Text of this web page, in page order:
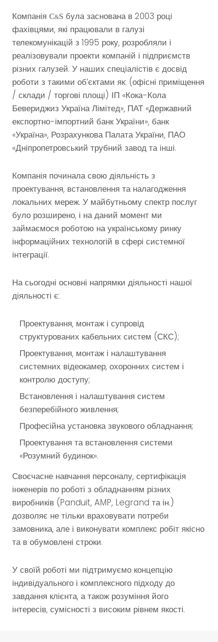
Компанія C&S була заснована в 2003 році
фахівцями, які працювали в галузі
телекомунікацій з 1995 року, розробляли і
реалізовували проекти компаній і підприємств
різних галузей. У наших спеціалістів є досвід
роботи з такими об’єктами як: (офісні приміщення
/ склади / торгові площі) ІП «Кока-Кола
Бевериджиз Україна Лімітед», ПАТ «Державний
експортно-імпортний банк України», банк
«Україна», Розрахункова Палата України, ПАО
«Дніпропетровський трубний завод та інші.
Компанія починала свою діяльність з
проектування, встановлення та налагодження
локальних мереж. У майбутньому спектр послуг
було розширено, і на даний момент ми
займаємося роботою на українському ринку
інформаційних технологій в сфері системної
інтеграції.
На сьогодні основні напрямки діяльності нашої
діяльності є:
Проектування, монтаж і супровід
структурованих кабельних систем (СКС);
Проектування, монтаж і налаштування
системних відеокамер, охоронних систем і
контролю доступу;
Встановлення і налаштування систем
безперебійного живлення;
Професійна установка звукового обладнання;
Проектування та встановлення системи
«Розумний будинок».
Своєчасне навчання персоналу, сертифікація
інженерів по роботі з обладнанням різних
виробників (Panduit, AMP, Legrand та ін.)
дозволяє не тільки враховувати потреби
замовника, але і виконувати комплекс робіт якісно
та в обумовлені строки.
У своїй роботі ми підтримуємо концепцію
індивідуального і комплексного підходу до
завдання клієнта, а також розуміння його
інтересів, сумісності з високим рівнем якості.